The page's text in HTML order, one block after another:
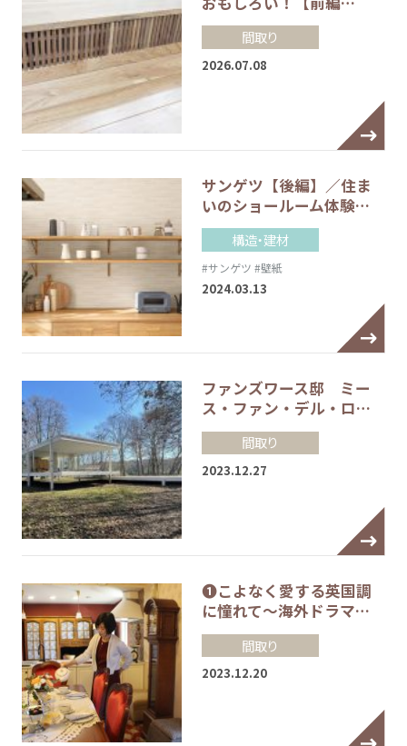
間取り
2026.07.08
サンゲツ【後編】／住ま
いのショールーム体験…
構造・建材
#サンゲツ #壁紙
2024.03.13
ファンズワース邸 ミー
ス・ファン・デル・ロ…
間取り
2023.12.27
❶こよなく愛する英国調
に憧れて～海外ドラマ…
間取り
2023.12.20